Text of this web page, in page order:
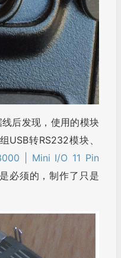
后发现，使用的模块
USB转RS232模块、
| Mini I/O 11 Pin
必须的，制作了只是